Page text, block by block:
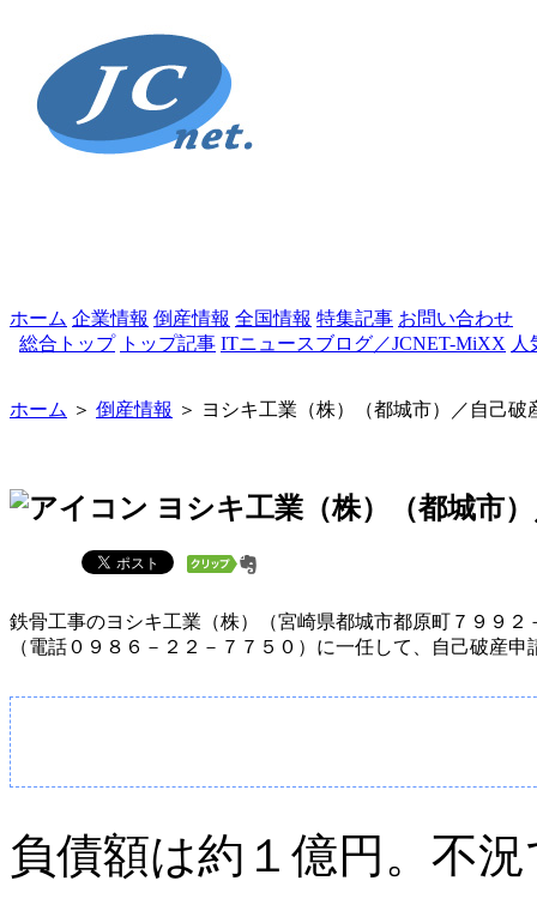
ホーム 企業情報 倒産情報 全国情報 特集記事 お問い合わせ
総合トップ トップ記事 ITニュースブログ／JCNET-MiXX 人
ホーム ＞ 倒産情報 ＞ ヨシキ工業（株）（都城市）／自己破
ヨシキ工業（株）（都城市
鉄骨工事のヨシキ工業（株）（宮崎県都城市都原町７９９
（電話０９８６－２２－７７５０）に一任して、自己破産
負債額は約１億円。不